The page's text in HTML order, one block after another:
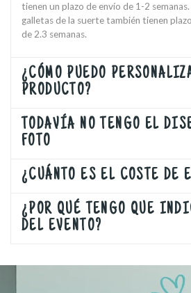
tienen un plazo de envío de 1-2
galletas de la suerte también tienen
de 2.3 semanas.
¿CÓMO PUEDO
PRODUCTO?
TODAVÍA NO TENGO EL
FOTO
¿CUÁNTO ES EL COSTE DE
¿POR QUÉ TENGO QUE
DEL EVENTO?